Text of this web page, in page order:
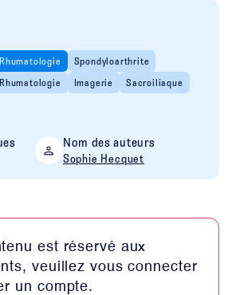
Spondyloarthrite
Imagerie
Sacroiliaque
Nom des auteurs
Sophie Hecquet
est réservé aux
veuillez vous connecter
un compte.